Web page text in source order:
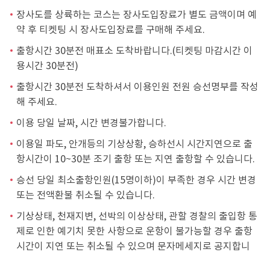
장사도를 상륙하는 코스는 장사도입장료가 별도 금액이며 예
약 후 티켓팅 시 장사도입장료를 구매해 주세요.
출항시간 30분전 매표소 도착바랍니다.(티켓팅 마감시간 이
용시간 30분전)
출항시간 30분전 도착하셔서 이용인원 전원 승선명부를 작성
해 주세요.
이용 당일 날짜, 시간 변경불가합니다.
이용일 파도, 안개등의 기상상황, 승하선시 시간지연으로 출
항시간이 10~30분 조기 출항 또는 지연 출항할 수 있습니다.
승선 당일 최소출항인원(15명이하)이 부족한 경우 시간 변경
또는 전액환불 취소될 수 있습니다.
기상상태, 천재지변, 선박의 이상상태, 관할 경찰의 출입항 통
제로 인한 예기치 못한 사항으로 운항이 불가능할 경우 출항
시간이 지연 또는 취소될 수 있으며 문자메세지로 공지합니